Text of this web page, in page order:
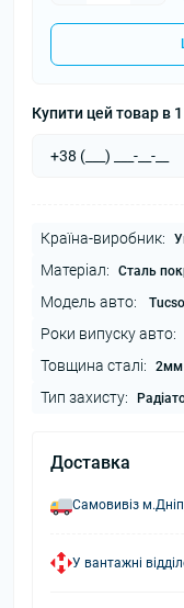
Купити цей товар в 1
Країна-виробник:
Матеріал: Сталь
Модель авто:
Роки випуску авто:
Товщина сталі: 2мм
Тип захисту:
Доставка
Самовивіз
У вантажні